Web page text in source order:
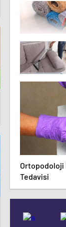
Ortopodoloji
Tedavisi